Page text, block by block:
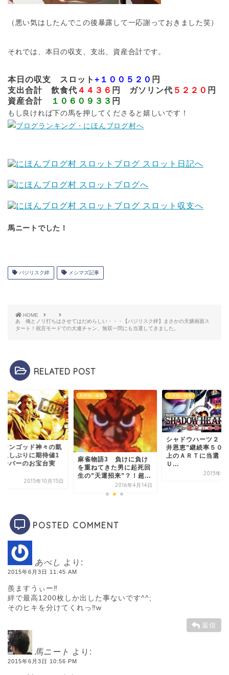
（悪い気はしたんでこの後暴露して一応謝っておきました笑）
それでは、本日の収支、支出、資産合計です。
本日の収支 スロット +１００５２０ 円
支出合計 飲食代 ４４３６ 円 ガソリン代 ５２２０ 円
資産合計
１０６０９３３ 円
もし良ければ下の馬を押してくださると嬉しいです！
馬ニートでした！
バジリスク絆 メシマズ記事
HOME
あゝ俺とノリ打ちはさせてはだめらしい・・・【バジリスク絆】まさかの天膳画面ス
タート！祝言モードでの大連チャン、無双一閃にも当選してきました。
RELATED POST
い稼働
物語3 負けに負け
ねてきた男に起死回
2016年4月14日
天井狙い稼働
シャドウハーツ２ ”天
井恩恵”継続率５０％以
上のＡＲＴに当選！Ｆ
Ｕ...
2015年9月18日
天井狙い稼働
ミリオンゴッド神々
旋 久しぶりに期待
万オーバーのお宝台
POSTED COMMENT
あべし より:
2015年6月3日 11:45 AM
羨ますうぃー‼︎
絆で最高1200枚しか出した事ないです^^;
そのヒキを分けてくれっ‼︎w
返信
馬ニート より:
2015年6月3日 10:56 PM